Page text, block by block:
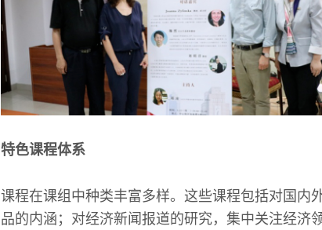
特色课程体系
课程在课组中种类丰富多样。这些课程包括对国内
品的内涵；对经济新闻报道的研究，集中关注经济